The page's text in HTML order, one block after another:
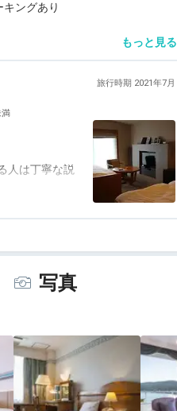
キングあり
もっと見る
旅行時期 2021年7月
満
人は丁寧な説
だから我慢
り狭い部屋で
た。
写真